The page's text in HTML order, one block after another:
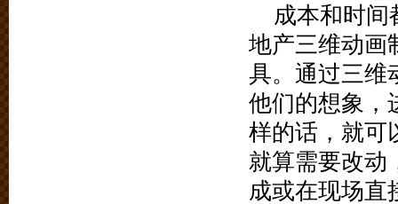
成本和时间
地产三维动画
具。通过三维
他们的想象，
样的话，就可
就算需要改动
成或在现场直